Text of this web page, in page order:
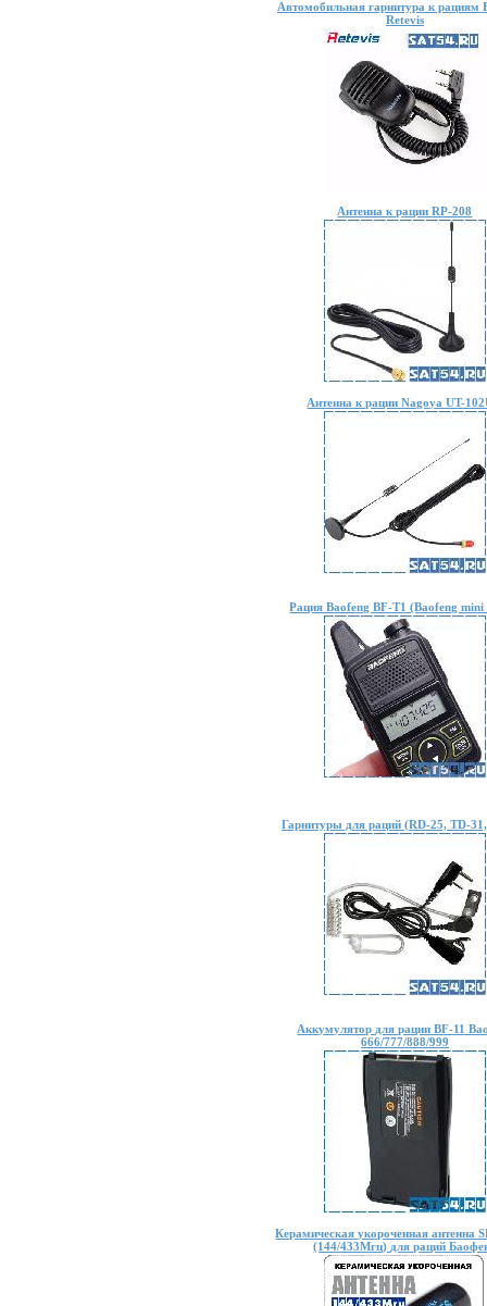
Автомобильная гарнитура к рациям
Retevis
Антенна к рации RP-208
Антенна к рации Nagoya UT-
Рация Baofeng BF-T1 (Baofeng
Гарнитуры для раций (RD-25, TD-
Аккумулятор для рации BF-11
666/777/888/999
Керамическая укороченная антенна
(144/433Мгц) для раций